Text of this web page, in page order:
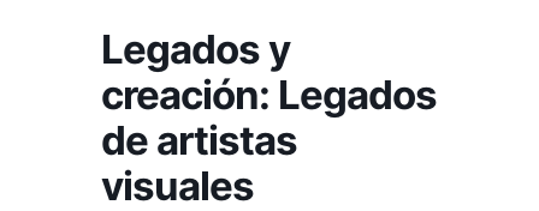
Legados y
creación: Legados
de artistas
visuales